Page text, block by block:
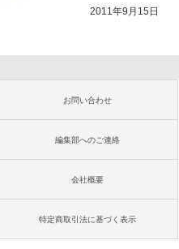
2011年9月15日
お問い合わせ
編集部へのご連絡
会社概要
特定商取引法に基づく表示